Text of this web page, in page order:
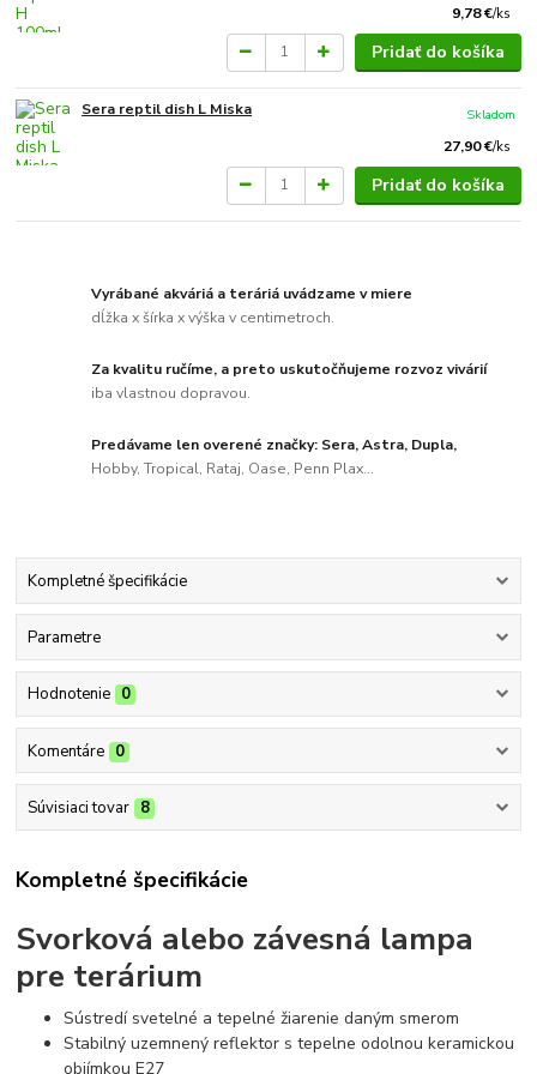
9,78 €/ks
Pridať do košíka
Sera reptil dish L Miska
27,90 €/ks
Skladom
Pridať do košíka
Vyrábané akváriá a teráriá uvádzame v miere
dĺžka x šírka x výška v centimetroch.
Za kvalitu ručíme, a preto uskutočňujeme rozvoz vivárií
iba vlastnou dopravou.
Predávame len overené značky: Sera, Astra, Dupla,
Hobby, Tropical, Rataj, Oase, Penn Plax...
Kompletné špecifikácie
Parametre
Hodnotenie 0
Komentáre 0
Súvisiaci tovar 8
Kompletné špecifikácie
Svorková alebo závesná lampa
pre terárium
Sústredí svetelné a tepelné žiarenie daným smerom
Stabilný uzemnený reflektor s tepelne odolnou keramickou
objímkou ​​E27